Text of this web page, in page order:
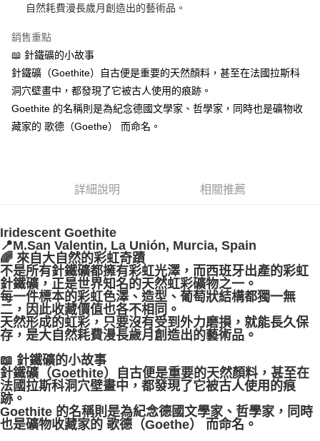
運送方式
全家取貨付款
每筆NT$80，滿NT$3,000(含以上)免運費
7-11取貨付款
賣家宅配幫您送（台灣）
每筆NT$80，滿NT$3,000(含以上)免運費
免運費
自然耗費漫長歲月創造出的藝術品。
銷售重點
📖 針鐵礦的小故事
針鐵礦（Goethite）自古便是重要的天然顏料，甚至在法國拉斯科
洞穴壁畫中，都發現了它被古人使用的痕跡。
Goethite 的名稱則是為紀念德國文學家、哲學家，同時也是礦物收
藏家的 歌德（Goethe） 而命名。
詳細說明 相關推薦
Iridescent Goethite
📍M.San Valentin, La Unión, Murcia, Spain
🌈 來自大自然的彩虹奇蹟
不是所有針鐵礦都擁有彩虹光澤，而西班牙出產的彩虹
針鐵礦，正是世界知名的天然虹彩礦物之一。
每一件標本的彩虹色澤、造型、葡萄狀結構都獨一無
二，因此收藏價值也各不相同。
天然形成的虹彩，只要沒有受到外力磨損，就能長久保
存，是大自然耗費漫長歲月創造出的藝術品。
📖 針鐵礦的小故事
針鐵礦（Goethite）自古便是重要的天然顏料，甚至在
法國拉斯科洞穴壁畫中，都發現了它被古人使用的痕
跡。
Goethite 的名稱則是為紀念德國文學家、哲學家，同時
也是礦物收藏家的 歌德（Goethe） 而命名。